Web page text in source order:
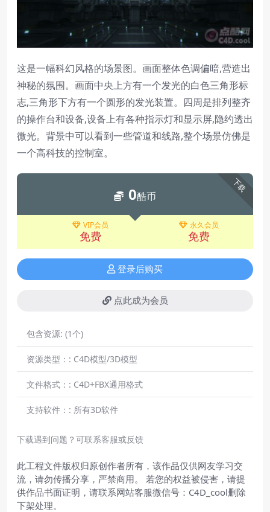
这是一幅科幻风格的场景图。画面整体色调偏暗,营造出
神秘的氛围。画面中央上方有一个发光的白色三角形标
志,三角形下方有一个圆形的发光装置。四周是排列整齐
的操作台和设备,设备上有各种指示灯和显示屏,隐约透出
微光。背景中可以看到一些管道和线路,整个场景仿佛是
一个高科技的控制室。
下载
0酷币
VIP会员
免费
永久会员
免费
登录后购买
点此成为会员
包含资源: (1个)
资源类型：: C4D模型/3D模型
文件格式：: C4D+FBX通用格式
支持软件：: 所有3D软件
下载遇到问题？可联系客服或反馈
此工程文件版权归原创作者所有，该作品仅供网友学习交
流，请勿传播分享，严禁商用。 若您的权益被侵害，请提
供作品书面证明，请联系网站客服微信号：C4D_cool删除
下架处理。